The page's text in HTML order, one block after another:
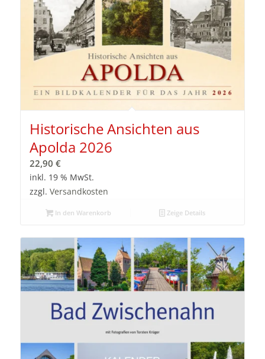
Historische Ansichten aus
Apolda 2026
22,90 €
inkl. 19 % MwSt.
zzgl. Versandkosten
In den Warenkorb Zeige Details